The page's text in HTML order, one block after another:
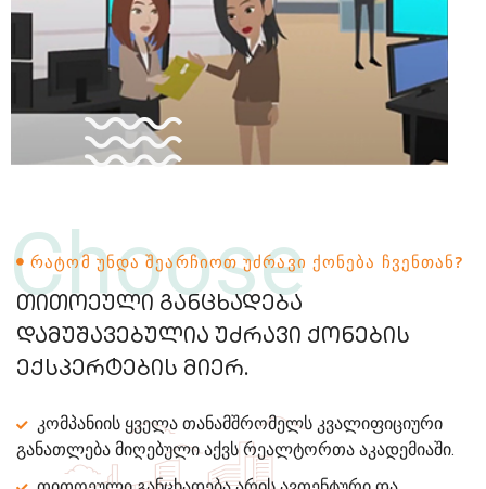
Choose
ᲠᲐᲢᲝᲛ ᲣᲜᲓᲐ ᲨᲔᲐᲠᲩᲘᲝᲗ ᲣᲫᲠᲐᲕᲘ ᲥᲝᲜᲔᲑᲐ ᲩᲕᲔᲜᲗᲐᲜ?
თითოეული განცხადება
დამუშავებულია უძრავი ქონების
ექსპერტების მიერ.
კომპანიის ყველა თანამშრომელს კვალიფიციური
განათლება მიღებული აქვს რეალტორთა აკადემიაში.